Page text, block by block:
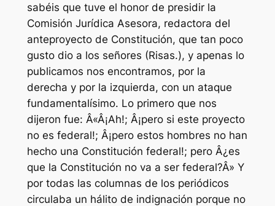
sabéis que tuve el honor de presidir la
Comisión Jurídica Asesora, redactora del
anteproyecto de Constitución, que tan poco
gusto dio a los señores (Risas.), y apenas lo
publicamos nos encontramos, por la
derecha y por la izquierda, con un ataque
fundamentalísimo. Lo primero que nos
dijeron fue: Â«Â¡Ah!; Â¡pero si este proyecto
no es federal!; Â¡pero estos hombres no han
hecho una Constitución federal!; pero Â¿es
que la Constitución no va a ser federal?Â» Y
por todas las columnas de los periódicos
circulaba un hálito de indignación porque no